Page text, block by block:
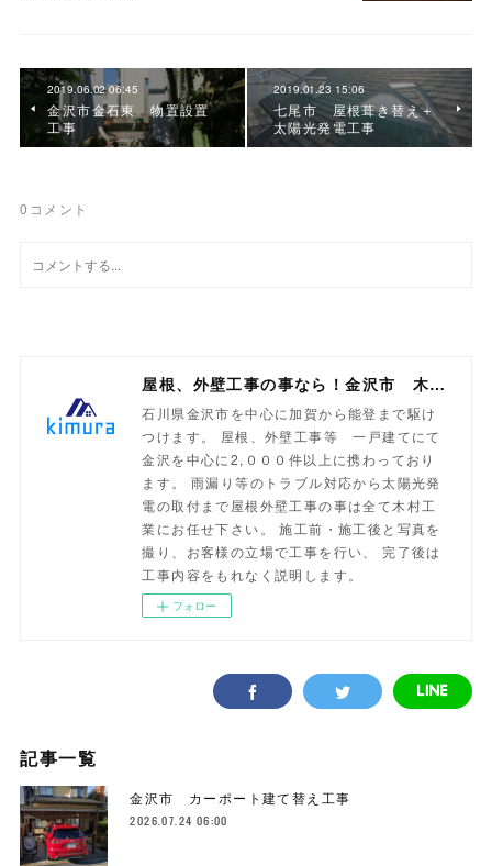
2019.06.02 06:45
金沢市金石東 物置設置
工事
2019.01.23 15:06
七尾市 屋根葺き替え＋
太陽光発電工事
0 コメント
屋根、外壁工事の事なら！金沢市 木村工業
石川県金沢市を中心に加賀から能登まで駆け
つけます。 屋根、外壁工事等 一戸建てにて
金沢を中心に2,０００件以上に携わっており
ます。 雨漏り等のトラブル対応から太陽光発
電の取付まで屋根外壁工事の事は全て木村工
業にお任せ下さい。 施工前・施工後と写真を
撮り、お客様の立場で工事を行い、 完了後は
工事内容をもれなく説明します。
フォロー
記事一覧
金沢市 カーポート建て替え工事
2026.07.24 06:00